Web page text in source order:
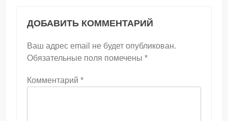
ДОБАВИТЬ КОММЕНТАРИЙ
Ваш адрес email не будет опубликован.
Обязательные поля помечены *
Комментарий *